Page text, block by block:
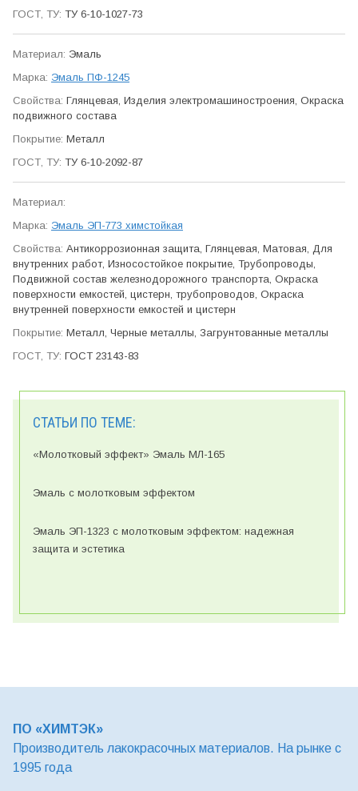
ТУ 6-10-1027-73
Эмаль
Эмаль ПФ-1245
Глянцевая, Изделия электро­машино­строения, Окраска
подвижного состава
Металл
ТУ 6-10-2092-87
Эмаль ЭП-773 химстойкая
Антикор­розионная защита, Глянцевая, Матовая, Для
внутренних работ, Износо­стойкое покрытие, Трубо­проводы,
Подвижной состав железно­дорожного транспорта, Окраска
поверхности емкостей, цистерн, трубо­проводов, Окраска
внутренней поверхности емкостей и цистерн
Металл, Черные металлы, Загрунтованные металлы
ГОСТ 23143-83
СТАТЬИ ПО ТЕМЕ:
«Молотковый эффект» Эмаль МЛ-165
Эмаль с молотковым эффектом
Эмаль ЭП-1323 с молотковым эффектом: надежная
защита и эстетика
ПО «ХИМТЭК»
Производитель лакокрасочных материалов. На рынке с
1995 года